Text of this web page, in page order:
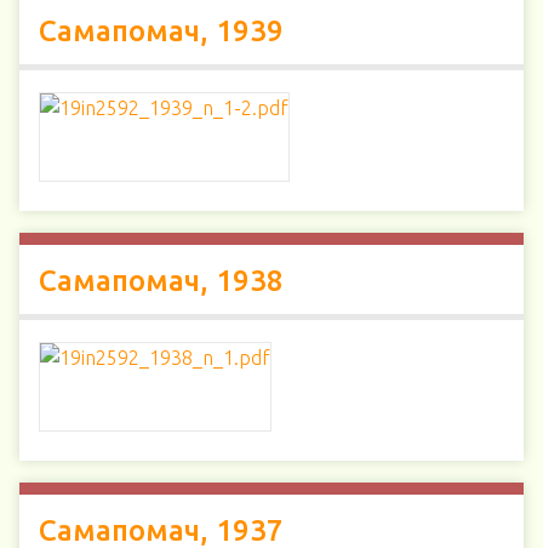
Самапомач, 1939
Самапомач, 1938
Самапомач, 1937